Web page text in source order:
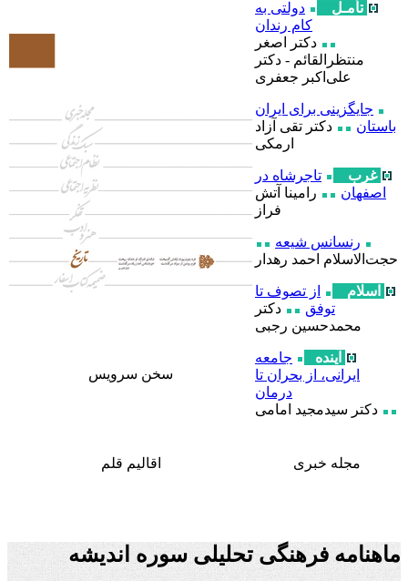
تأمـل
دولتی به
کام رندان
دکتر اصغر
منتظرالقائم - دکتر
علی‌اکبر جعفری
جایگزینی برای ایران
باستان
دکتر تقی آزاد
ارمکی
غرب
تاجرشاه در
اصفهان
رامینا آتش
فراز
رنسانس شیعه
حجت‌الاسلام احمد رهدار
اسلام
از تصوف تا
توفق
دکتر
محمدحسین رجبی
آینده
جامعه
ایرانی، از بحران تا
درمان
دکتر سیدمجید امامی
سخن سرويس
مجله خبری اقالیم قلم
ماهنامه فرهنگی تحلیلی سوره اندیشه